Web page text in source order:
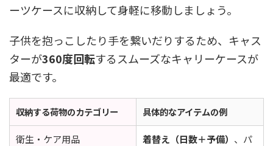
ーツケースに収納して身軽に移動しましょう。
子供を抱っこしたり手を繋いだりするため、キャス
ターが360度回転するスムーズなキャリーケースが
最適です。
収納する荷物のカテゴリー 具体的なアイテムの例
衛生・ケア用品 着替え（日数＋予備） 、パ